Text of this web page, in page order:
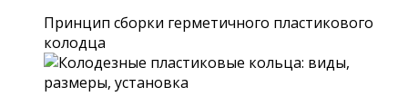
Принцип сборки герметичного пластикового
колодца